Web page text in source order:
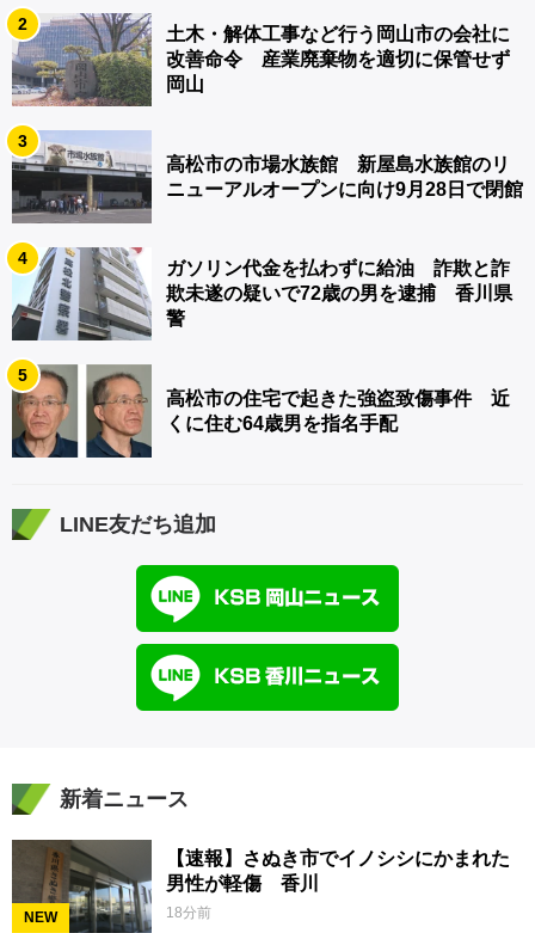
2
土木・解体工事など行う岡山市の会社に
改善命令 産業廃棄物を適切に保管せず
岡山
3
高松市の市場水族館 新屋島水族館のリ
ニューアルオープンに向け9月28日で閉館
4
ガソリン代金を払わずに給油 詐欺と詐
欺未遂の疑いで72歳の男を逮捕 香川県
警
5
高松市の住宅で起きた強盗致傷事件 近
くに住む64歳男を指名手配
LINE友だち追加
新着ニュース
NEW
【速報】さぬき市でイノシシにかまれた
男性が軽傷 香川
18分前